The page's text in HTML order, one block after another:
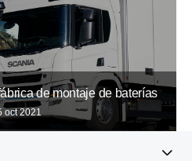
de montaje de baterías
oct 2021